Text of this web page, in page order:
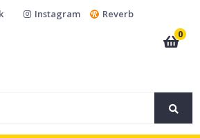
Instagram
Reverb
0